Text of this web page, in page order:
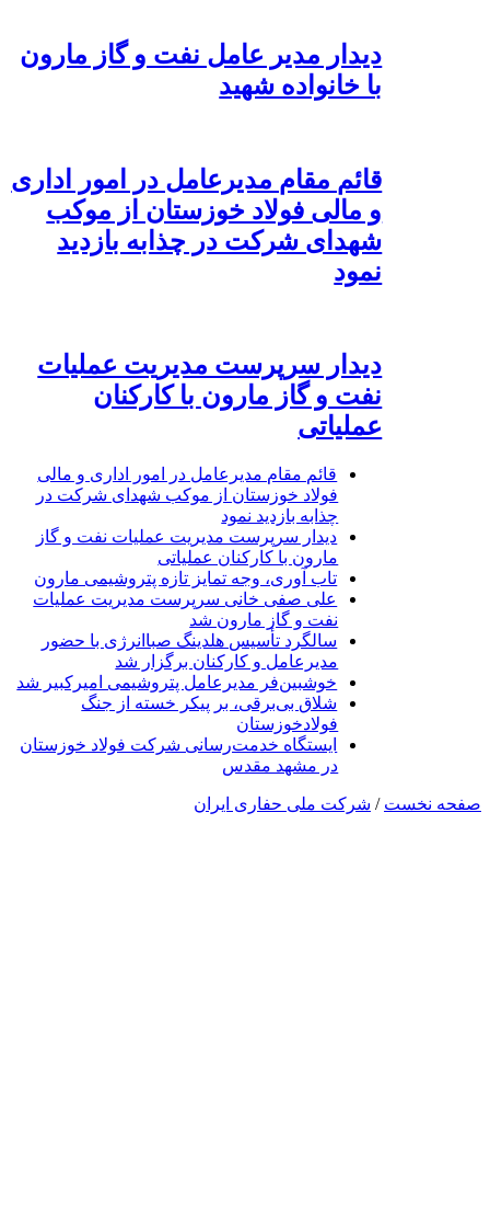
دیدار مدیر عامل نفت و گاز مارون
با خانواده شهید
قائم مقام مدیرعامل در امور اداری
و مالی فولاد خوزستان از موکب
شهدای شرکت در چذابه بازدید
نمود
دیدار سرپرست مدیریت عملیات
نفت و گاز مارون با کارکنان
عملیاتی
قائم مقام مدیرعامل در امور اداری و مالی
فولاد خوزستان از موکب شهدای شرکت در
چذابه بازدید نمود
دیدار سرپرست مدیریت عملیات نفت و گاز
مارون با کارکنان عملیاتی
تاب آوری، وجه تمایز تازه پتروشیمی مارون
علی صفی خانی سرپرست مدیریت عملیات
نفت و گاز مارون شد
سالگرد تأسیس هلدینگ صباانرژی با حضور
مدیرعامل و کارکنان برگزار شد
خوشبین‌فر مدیرعامل پتروشیمی امیرکبیر شد
شلاق‌ بی‌برقی، بر پیکر خسته‌ از جنگ
فولادخوزستان
ایستگاه خدمت‌رسانی شرکت فولاد خوزستان
در مشهد مقدس
صفحه نخست / شرکت ملی حفاری ایران